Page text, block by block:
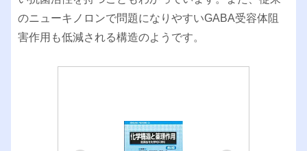
のニューキノロンで問題になりやすいGABA受容体阻
害作用も低減される構造のようです。